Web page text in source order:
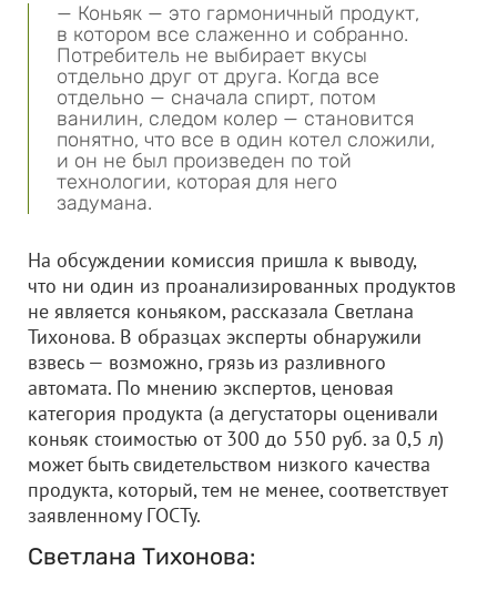
— Коньяк — это гармоничный продукт,
в котором все слаженно и собранно.
Потребитель не выбирает вкусы
отдельно друг от друга. Когда все
отдельно — сначала спирт, потом
ванилин, следом колер — становится
понятно, что все в один котел сложили,
и он не был произведен по той
технологии, которая для него
задумана.
На обсуждении комиссия пришла к выводу,
что ни один из проанализированных продуктов
не является коньяком, рассказала Светлана
Тихонова. В образцах эксперты обнаружили
взвесь — возможно, грязь из разливного
автомата. По мнению экспертов, ценовая
категория продукта (а дегустаторы оценивали
коньяк стоимостью от 300 до 550 руб. за 0,5 л)
может быть свидетельством низкого качества
продукта, который, тем не менее, соответствует
заявленному ГОСТу.
Светлана Тихонова: